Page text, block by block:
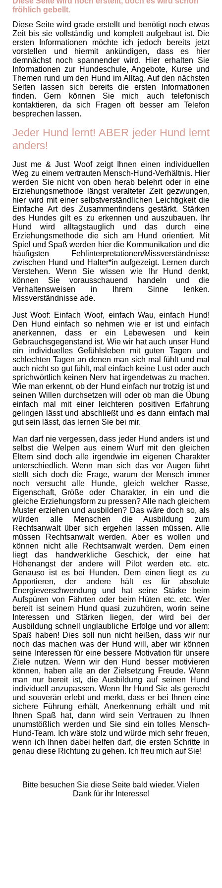
fröhlich gebellt.
Diese Seite wird grade erstellt und benötigt noch etwas
Zeit bis sie vollständig und komplett aufgebaut ist. Die
ersten Informationen möchte ich jedoch bereits jetzt
vorstellen und hiermit ankündigen, dass es hier
demnächst noch spannender wird. Hier erhalten Sie
Informationen zur Hundeschule, Angebote, Kurse und
Themen rund um den Hund im Alltag. Auf den nächsten
Seiten lassen sich bereits die ersten Informationen
finden. Gern können Sie mich auch telefonisch
kontaktieren, da sich Fragen oft besser am Telefon
besprechen lassen.
Jeder Hund lernt! ABER jeder Hund lernt
anders!
Just me & Just Woof zeigt Ihnen einen individuellen
Weg zu einem vertrauten Mensch-Hund-Verhältnis. Hier
werden Sie nicht von oben herab belehrt oder in eine
Erziehungsmethode längst veralteter Zeit gezwungen,
hier wird mit einer selbstverständlichen Leichtigkeit die
Einfache Art des Zusammenfindens gestärkt. Stärken
des Hundes gilt es zu erkennen und auszubauen. Ihr
Hund wird alltagstauglich und das durch eine
Erziehungsmethode die sich am Hund orientiert. Mit
Spiel und Spaß werden hier die Kommunikation und die
häufigsten Fehlinterpretationen/Missverständnisse
zwischen Hund und Halter*in aufgezeigt. Lernen durch
Verstehen. Wenn Sie wissen wie Ihr Hund denkt,
können Sie vorausschauend handeln und die
Verhaltensweisen in Ihrem Sinne lenken.
Missverständnisse ade.
Just Woof: Einfach Woof, einfach Wau, einfach Hund!
Den Hund einfach so nehmen wie er ist und einfach
anerkennen, dass er ein Lebewesen und kein
Gebrauchsgegenstand ist. Wie wir hat auch unser Hund
ein individuelles Gefühlsleben mit guten Tagen und
schlechten Tagen an denen man sich mal fühlt und mal
auch nicht so gut fühlt, mal einfach keine Lust oder auch
sprichwörtlich keinen Nerv hat irgendetwas zu machen.
Wie man erkennt, ob der Hund einfach nur trotzig ist und
seinen Willen durchsetzen will oder ob man die Übung
einfach mal mit einer leichteren positiven Erfahrung
gelingen lässt und abschließt und es dann einfach mal
gut sein lässt, das lernen Sie bei mir.
Man darf nie vergessen, dass jeder Hund anders ist und
selbst die Welpen aus einem Wurf mit den gleichen
Eltern sind doch alle irgendwie im eigenen Charakter
unterschiedlich. Wenn man sich das vor Augen führt
stellt sich doch die Frage, warum der Mensch immer
noch versucht alle Hunde, gleich welcher Rasse,
Eigenschaft, Größe oder Charakter, in ein und die
gleiche Erziehungsform zu pressen? Alle nach gleichem
Muster erziehen und ausbilden? Das wäre doch so, als
würden alle Menschen die Ausbildung zum
Rechtsanwalt über sich ergehen lassen müssen. Alle
müssen Rechtsanwalt werden. Aber es wollen und
können nicht alle Rechtsanwalt werden. Dem einen
liegt das handwerkliche Geschick, der eine hat
Höhenangst der andere will Pilot werden etc. etc.
Genauso ist es bei Hunden. Dem einen liegt es zu
Apportieren, der andere hält es für absolute
Energieverschwendung und hat seine Stärke beim
Aufspüren von Fährten oder beim Hüten etc. etc. Wer
bereit ist seinem Hund quasi zuzuhören, worin seine
Interessen und Stärken liegen, der wird bei der
Ausbildung schnell unglaubliche Erfolge und vor allem:
Spaß haben! Dies soll nun nicht heißen, dass wir nur
noch das machen was der Hund will, aber wir können
seine Interessen für eine bessere Motivation für unsere
Ziele nutzen. Wenn wir den Hund besser motivieren
können, haben alle an der Zielsetzung Freude. Wenn
man nur bereit ist, die Ausbildung auf seinen Hund
individuell anzupassen. Wenn Ihr Hund Sie als gerecht
und souverän erlebt und merkt, dass er bei Ihnen eine
sichere Führung erhält, Anerkennung erhält und mit
Ihnen Spaß hat, dann wird sein Vertrauen zu Ihnen
unumstößlich werden und Sie sind ein tolles Mensch-
Hund-Team. Ich wäre stolz und würde mich sehr freuen,
wenn ich Ihnen dabei helfen darf, die ersten Schritte in
genau diese Richtung zu gehen. Ich freu mich auf Sie!
Bitte besuchen Sie diese Seite bald wieder. Vielen
Dank für ihr Interesse!